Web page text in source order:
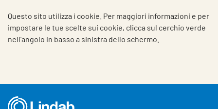
Strumenti
Contatti
Choose languge
Italy
Questo sito utilizza i cookie. Per maggiori informazioni e per
impostare le tue scelte sui cookie, clicca sul cerchio verde
nell'angolo in basso a sinistra dello schermo.